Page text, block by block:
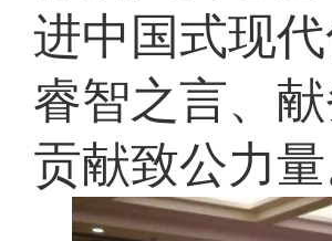
进中国式现
睿智之言、
贡献致公力量